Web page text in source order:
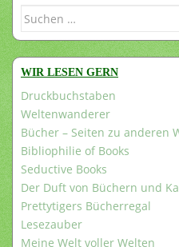
Suchen
WIR LESEN GERN
Druckbuchstaben
Weltenwanderer
Bücher – Seiten zu anderen
Bibliophilie of Books
Seductive Books
Der Duft von Büchern und
Prettytigers Bücherregal
Lesezauber
Meine Welt voller Welten